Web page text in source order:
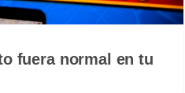
fuera normal en tu